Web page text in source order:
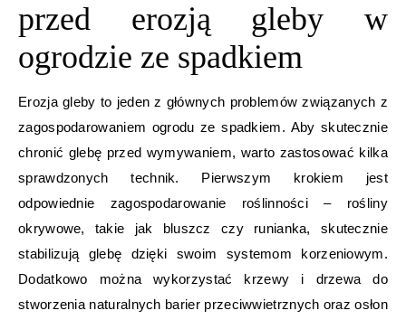
przed erozją gleby w
ogrodzie ze spadkiem
Erozja gleby to jeden z głównych problemów związanych z
zagospodarowaniem ogrodu ze spadkiem. Aby skutecznie
chronić glebę przed wymywaniem, warto zastosować kilka
sprawdzonych technik. Pierwszym krokiem jest
odpowiednie zagospodarowanie roślinności – rośliny
okrywowe, takie jak bluszcz czy runianka, skutecznie
stabilizują glebę dzięki swoim systemom korzeniowym.
Dodatkowo można wykorzystać krzewy i drzewa do
stworzenia naturalnych barier przeciwwietrznych oraz osłon